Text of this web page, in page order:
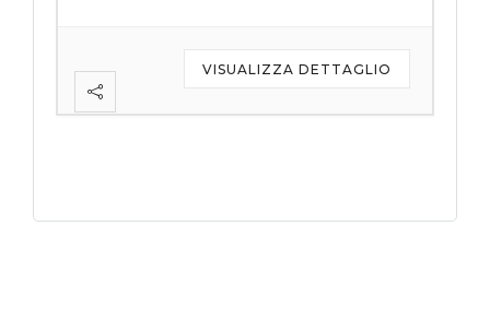
VISUALIZZA DETTAGLIO